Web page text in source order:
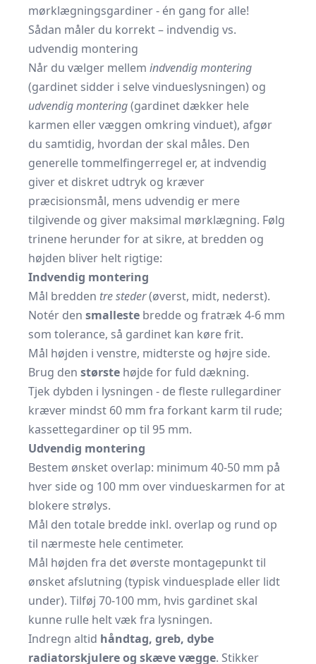
mørklægningsgardiner - én gang for alle!
Sådan måler du korrekt – indvendig vs.
udvendig montering
Når du vælger mellem indvendig montering
(gardinet sidder i selve vindueslysningen) og
udvendig montering(gardinet dækker hele
karmen eller væggen omkring vinduet), afgør
du samtidig, hvordan der skal måles. Den
generelle tommelfingerregel er, at indvendig
giver et diskret udtryk og kræver
præcisionsmål, mens udvendig er mere
tilgivende og giver maksimal mørklægning. Følg
trinene herunder for at sikre, at bredden og
højden bliver helt rigtige:
Indvendig montering
Mål bredden tre steder(øverst, midt, nederst).
Notér den smalleste bredde og fratræk 4-6 mm
som tolerance, så gardinet kan køre frit.
Mål højden i venstre, midterste og højre side.
Brug den største højde for fuld dækning.
Tjek dybden i lysningen - de fleste rullegardiner
kræver mindst 60 mm fra forkant karm til rude;
kassettegardiner op til 95 mm.
Udvendig montering
Bestem ønsket overlap: minimum 40-50 mm på
hver side og 100 mm over vindueskarmen for at
blokere strølys.
Mål den totale bredde inkl. overlap og rund op
til nærmeste hele centimeter.
Mål højden fra det øverste montagepunkt til
ønsket afslutning (typisk vinduesplade eller lidt
under). Tilføj 70-100 mm, hvis gardinet skal
kunne rulle helt væk fra lysningen.
Indregn altid håndtag, greb, dybe
radiatorskjulere og skæve vægge. Stikker